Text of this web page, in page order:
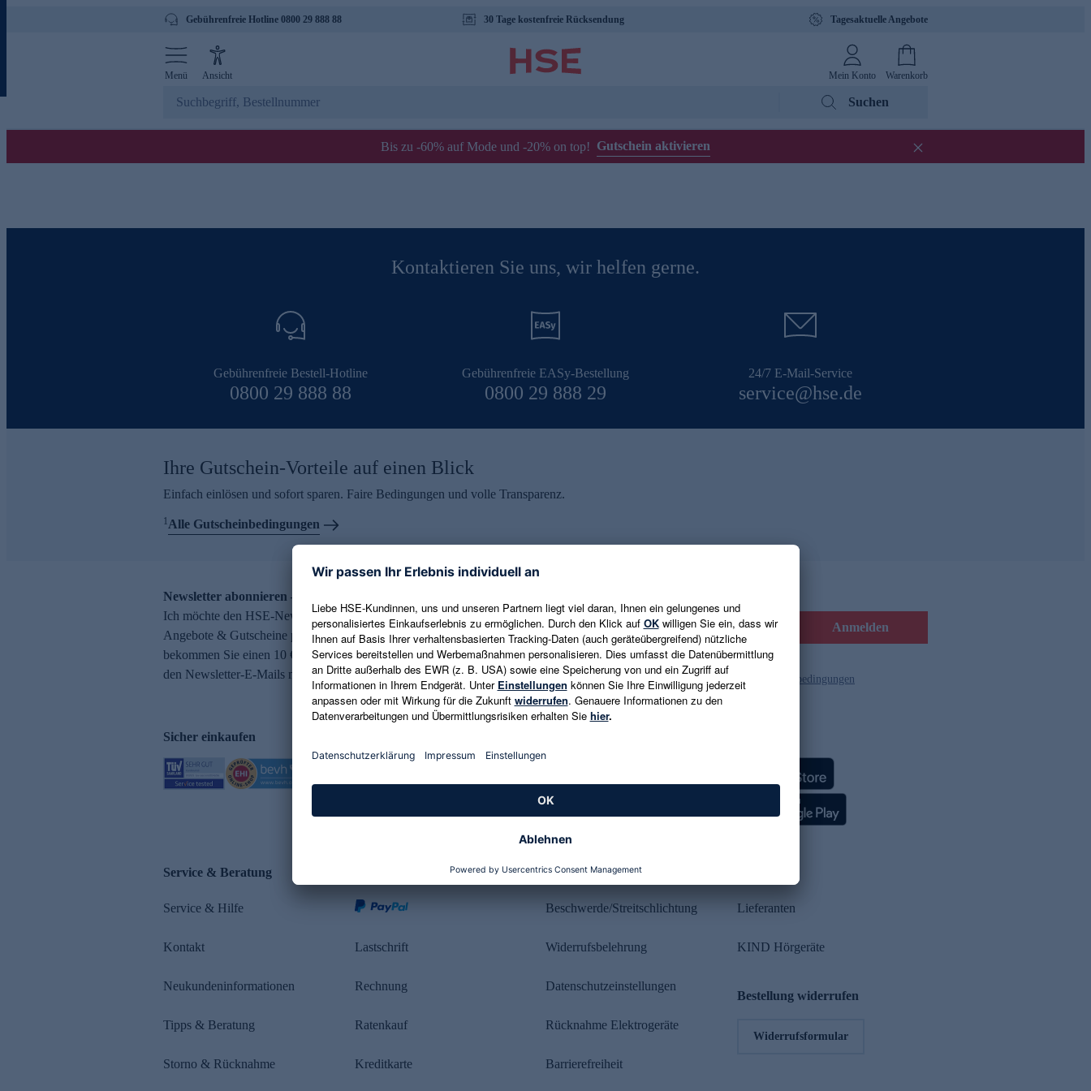
Gebührenfreie Hotline 0800 29 888 88 30 Tage kostenfreie Rücksendung Tagesaktuelle Angebote
Menü Ansicht Mein Konto Warenkorb
Suchen
Bis zu -60% auf Mode und -20% on top! Gutschein aktivieren
Kontaktieren Sie uns, wir helfen gerne.
Gebührenfreie Bestell-Hotline
0800 29 888 88
Gebührenfreie EASy-Bestellung
0800 29 888 29
24/7 E-Mail-Service
service@hse.de
Ihre Gutschein-Vorteile auf einen Blick
Einfach einlösen und sofort sparen. Faire Bedingungen und volle Transparenz.
1Alle Gutscheinbedingungen
Newsletter abonnieren – 10 € Gutschein erhalten
Ich möchte den HSE-Newsletter abonnieren und aktuelle Trends,
Angebote & Gutscheine per E-Mail erhalten. Als Dankeschön
bekommen Sie einen 10 € Gutschein. Eine Abmeldung ist jederzeit in
den Newsletter-E-Mails möglich.
E-Mail-Adresse eingeben Anmelden
Es gelten die Datenschutzrichtlinien und die Gutscheinbedingungen
Sicher einkaufen
Service & Beratung
Service & Hilfe
Kontakt
Neukundeninformationen
Tipps & Beratung
Storno & Rücknahme
Lastschrift
Rechnung
Ratenkauf
Kreditkarte
Rechtliches
Beschwerde/Streitschlichtung
Widerrufsbelehrung
Datenschutzeinstellungen
Rücknahme Elektrogeräte
Barrierefreiheit
Lieferanten
KIND Hörgeräte
Bestellung widerrufen
Widerrufsformular